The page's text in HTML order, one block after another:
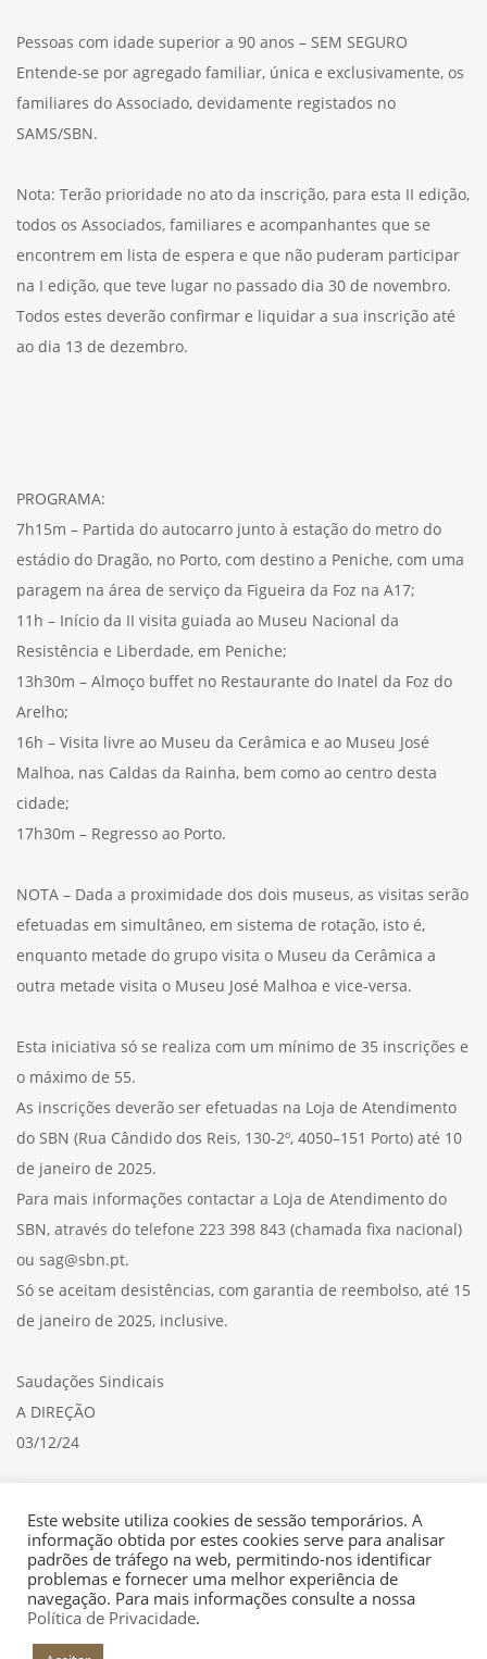
Pessoas com idade superior a 90 anos – SEM SEGURO
Entende-se por agregado familiar, única e exclusivamente, os
familiares do Associado, devidamente registados no
SAMS/SBN.
Nota: Terão prioridade no ato da inscrição, para esta II edição,
todos os Associados, familiares e acompanhantes que se
encontrem em lista de espera e que não puderam participar
na I edição, que teve lugar no passado dia 30 de novembro.
Todos estes deverão confirmar e liquidar a sua inscrição até
ao dia 13 de dezembro.
PROGRAMA:
7h15m – Partida do autocarro junto à estação do metro do
estádio do Dragão, no Porto, com destino a Peniche, com uma
paragem na área de serviço da Figueira da Foz na A17;
11h – Início da II visita guiada ao Museu Nacional da
Resistência e Liberdade, em Peniche;
13h30m – Almoço buffet no Restaurante do Inatel da Foz do
Arelho;
16h – Visita livre ao Museu da Cerâmica e ao Museu José
Malhoa, nas Caldas da Rainha, bem como ao centro desta
cidade;
17h30m – Regresso ao Porto.
NOTA – Dada a proximidade dos dois museus, as visitas serão
efetuadas em simultâneo, em sistema de rotação, isto é,
enquanto metade do grupo visita o Museu da Cerâmica a
outra metade visita o Museu José Malhoa e vice-versa.
Esta iniciativa só se realiza com um mínimo de 35 inscrições e
o máximo de 55.
As inscrições deverão ser efetuadas na Loja de Atendimento
do SBN (Rua Cândido dos Reis, 130-2º, 4050–151 Porto) até 10
de janeiro de 2025.
Para mais informações contactar a Loja de Atendimento do
SBN, através do telefone 223 398 843 (chamada fixa nacional)
ou sag@sbn.pt.
Só se aceitam desistências, com garantia de reembolso, até 15
de janeiro de 2025, inclusive.
Saudações Sindicais
A DIREÇÃO
03/12/24
Este website utiliza cookies de sessão temporários. A
informação obtida por estes cookies serve para analisar
padrões de tráfego na web, permitindo-nos identificar
problemas e fornecer uma melhor experiência de
navegação. Para mais informações consulte a nossa
Política de Privacidade.